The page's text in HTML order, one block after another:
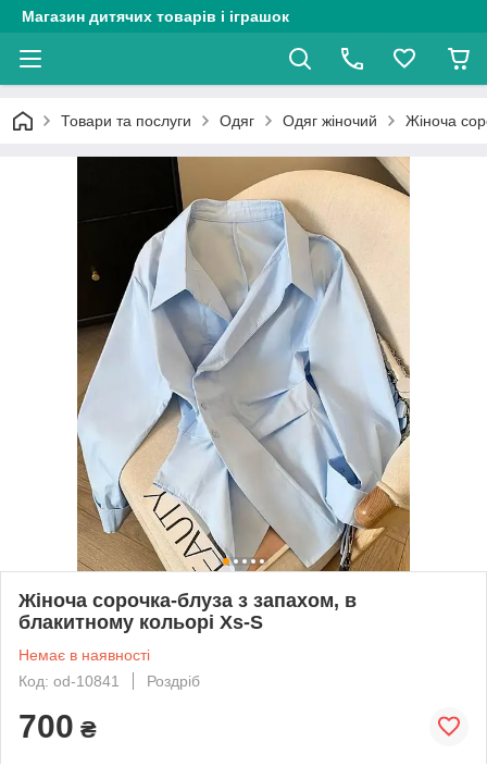
Магазин дитячих товарів і іграшок
Товари та послуги Одяг Одяг жіночий Жіноча
Жіноча сорочка-блуза з запахом, в
блакитному кольорі Xs-S
Немає в наявності
Код: od-10841
Роздріб
700 ₴